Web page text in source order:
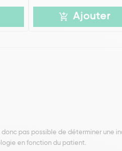
Ajouter
pas possible de déterminer une
en fonction du patient.